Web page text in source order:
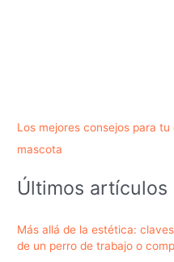
Los mejores consejos para
mascota
Últimos artículos
Más allá de la estética:
de un perro de trabajo o